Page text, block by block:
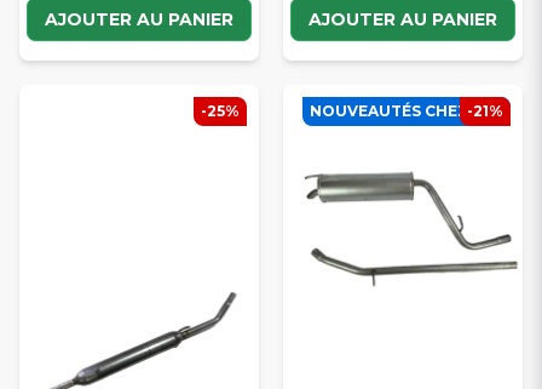
AJOUTER AU PANIER AJOUTER AU PANIER
-25% NOUVEAUTÉS CHEZ SCP
-21%